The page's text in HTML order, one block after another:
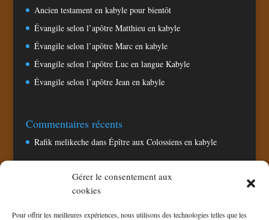
Gérer le consentement aux
cookies
Pour offrir les meilleures expériences, nous utilisons des technologies telles que les
Ancien testament en kabyle pour bientôt
Évangile selon l’apôtre Matthieu en kabyle
Évangile selon l’apôtre Marc en kabyle
Évangile selon l’apôtre Luc en langue Kabyle
Évangile selon l’apôtre Jean en kabyle
Commentaires récents
Rafik melikechedans Épître aux Colossiens en kabyle